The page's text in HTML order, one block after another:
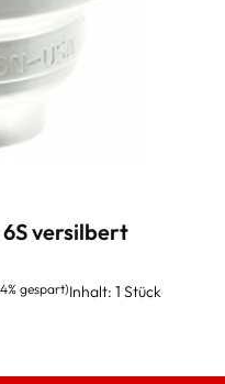
versilbert
gespart)Inhalt: 1 Stück